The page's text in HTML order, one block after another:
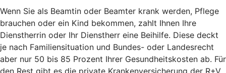
Wenn Sie als Beamtin oder Beamter krank werden, Pflege
brauchen oder ein Kind bekommen, zahlt Ihnen Ihre
Dienstherrin oder Ihr Dienstherr eine Beihilfe. Diese deckt
je nach Familiensituation und Bundes- oder Landesrecht
aber nur 50 bis 85 Prozent Ihrer Gesundheitskosten ab. Für
den Rest gibt es die private Krankenversicherung der R+V